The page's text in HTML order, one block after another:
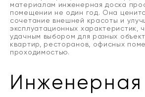
материалам инженерная доска
помещении не один год. Она
сочетание внешней красоты и
эксплуатационных характеристик,
удачным выбором для разных
квартир, ресторанов, офисных
проходимостью.
Инженерная